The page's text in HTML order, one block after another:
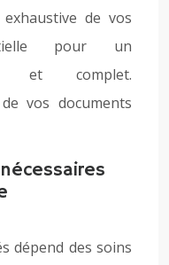
de vos
pour un
et complet.
vos documents
dépend des soins